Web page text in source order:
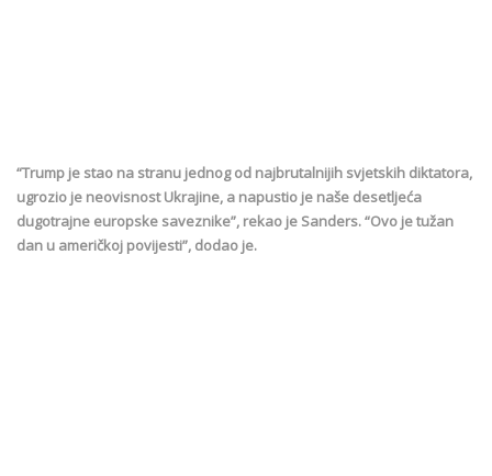
“Trump je stao na stranu jednog od najbrutalnijih svjetskih diktatora,
ugrozio je neovisnost Ukrajine, a napustio je naše desetljeća
dugotrajne europske saveznike”, rekao je Sanders. “Ovo je tužan
dan u američkoj povijesti”, dodao je.